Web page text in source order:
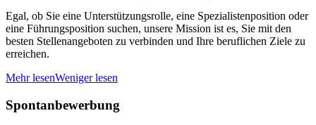
Egal, ob Sie eine Unterstützungsrolle, eine Spezialistenposition oder
eine Führungsposition suchen, unsere Mission ist es, Sie mit den
besten Stellenangeboten zu verbinden und Ihre beruflichen Ziele zu
erreichen.
Mehr lesenWeniger lesen
Spontanbewerbung